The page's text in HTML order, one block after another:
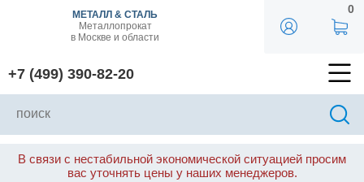
МЕТАЛЛ & СТАЛЬ
Металлопрокат
в Москве и области
+7 (499) 390-82-20
0
В связи с нестабильной экономической ситуацией просим
вас уточнять цены у наших менеджеров.